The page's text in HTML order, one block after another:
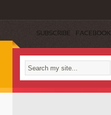
SUBSCRIBE FACEBOOK